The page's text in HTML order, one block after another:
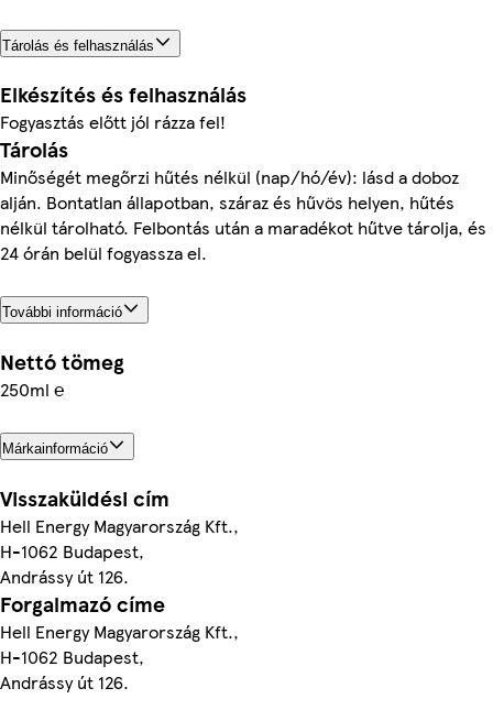
Tárolás és felhasználás
Elkészítés és felhasználás
Fogyasztás előtt jól rázza fel!
Tárolás
Minőségét megőrzi hűtés nélkül (nap/hó/év): lásd a doboz
alján. Bontatlan állapotban, száraz és hűvös helyen, hűtés
nélkül tárolható. Felbontás után a maradékot hűtve tárolja, és
24 órán belül fogyassza el.
További információ
Nettó tömeg
250ml ℮
Márkainformáció
Visszaküldési cím
Hell Energy Magyarország Kft.,
H-1062 Budapest,
Andrássy út 126.
Forgalmazó címe
Hell Energy Magyarország Kft.,
H-1062 Budapest,
Andrássy út 126.